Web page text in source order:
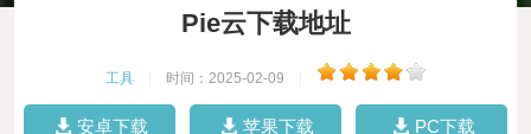
Pie云下载地址
工具 时间：2025-02-09
安卓下载 苹果下载 PC下载